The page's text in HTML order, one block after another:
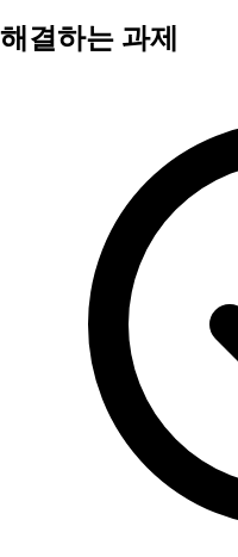
해결하는 과제